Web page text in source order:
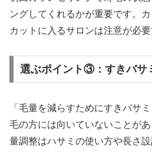
ングしてくれるかが重要です。
カットに入るサロンは注意が必要
選ぶポイント③：すきバサ
「毛量を減らすためにすきバサ
毛の方には向いていないことが
量調整はハサミの使い方や長さ